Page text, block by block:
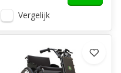
Vergelijk